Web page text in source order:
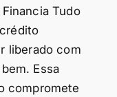
Tudo
liberado com
Essa
compromete